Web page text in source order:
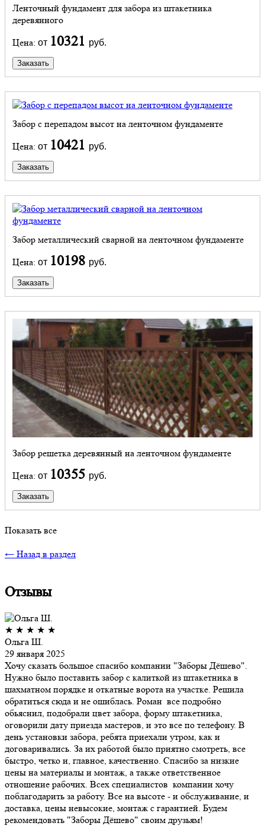
Ленточный фундамент для забора из штакетника
деревянного
Цена: от 10321 руб.
Заказать
Забор с перепадом высот на ленточном фундаменте
Цена: от 10421 руб.
Заказать
Забор металлический сварной на ленточном фундаменте
Цена: от 10198 руб.
Заказать
Забор решетка деревянный на ленточном фундаменте
Цена: от 10355 руб.
Заказать
Показать все
← Назад в раздел
Отзывы
★ ★ ★ ★ ★
Ольга Ш.
29 января 2025
Хочу сказать большое спасибо компании "Заборы Дёшево".
Нужно было поставить забор с калиткой из штакетника в
шахматном порядке и откатные ворота на участке. Решила
обратиться сюда и не ошиблась. Роман все подробно
обьяснил, подобрали цвет забора, форму штакетника,
оговорили дату приезда мастеров, и это все по телефону. В
день установки забора, ребята приехали утром, как и
договаривались. За их работой было приятно смотреть, все
быстро, четко и, главное, качественно. Спасибо за низкие
цены на материалы и монтаж, а также ответственное
отношение рабочих. Всех специалистов компании хочу
поблагодарить за работу. Все на высоте - и обслуживание, и
доставка, цены невысокие, монтаж с гарантией. Будем
рекомендовать "Заборы Дёшево" своим друзьям!